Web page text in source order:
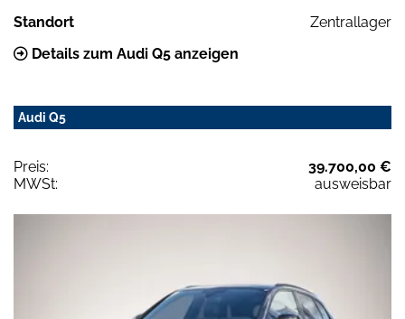
Standort
Zentrallager
Details zum Audi Q5 anzeigen
Audi Q5
Preis:
39.700,00 €
MWSt:
ausweisbar